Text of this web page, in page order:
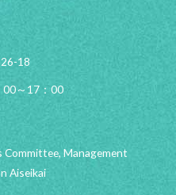
18
～17：00
Management
Aiseikai